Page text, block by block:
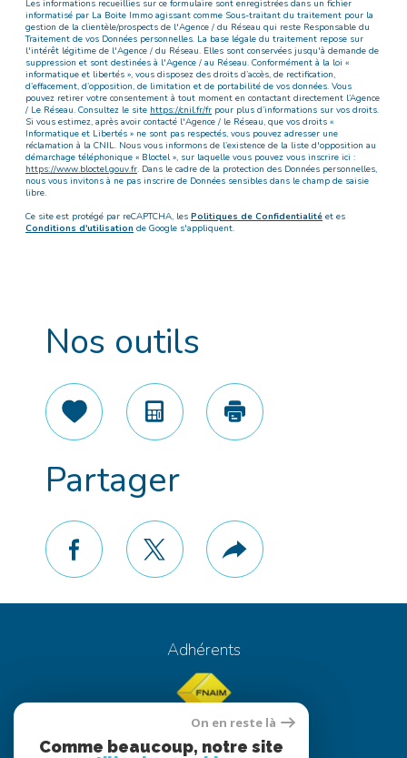
Les informations recueillies sur ce formulaire sont enregistrées dans un fichier
informatisé par La Boite Immo agissant comme Sous-traitant du traitement pour la
gestion de la clientèle/prospects de l'Agence / du Réseau qui reste Responsable du
Traitement de vos Données personnelles. La base légale du traitement repose sur
l'intérêt légitime de l'Agence / du Réseau. Elles sont conservées jusqu'à demande de
suppression et sont destinées à l'Agence / au Réseau. Conformément à la loi «
informatique et libertés », vous disposez des droits d’accès, de rectification,
d’effacement, d’opposition, de limitation et de portabilité de vos données. Vous
pouvez retirer votre consentement à tout moment en contactant directement l’Agence
/ Le Réseau. Consultez le site https://cnil.fr/fr pour plus d’informations sur vos droits.
Si vous estimez, après avoir contacté l'Agence / le Réseau, que vos droits «
Informatique et Libertés » ne sont pas respectés, vous pouvez adresser une
réclamation à la CNIL. Nous vous informons de l’existence de la liste d'opposition au
démarchage téléphonique « Bloctel », sur laquelle vous pouvez vous inscrire ici :
https://www.bloctel.gouv.fr . Dans le cadre de la protection des Données personnelles,
nous vous invitons à ne pas inscrire de Données sensibles dans le champ de saisie
libre.
Ce site est protégé par reCAPTCHA, les Politiques de Confidentialité et es
Conditions d'utilisation de Google s'appliquent.
Nos outils
SélectionnerCalculatriceImprimer
Partager
facebooktwitter Plus
de
partage
Adhérents
On en reste là
Comme beaucoup, notre site